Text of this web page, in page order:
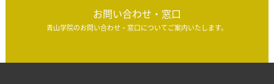
お問い合わせ・窓口
青山学院のお問い合わせ・窓口についてご案内いたします。